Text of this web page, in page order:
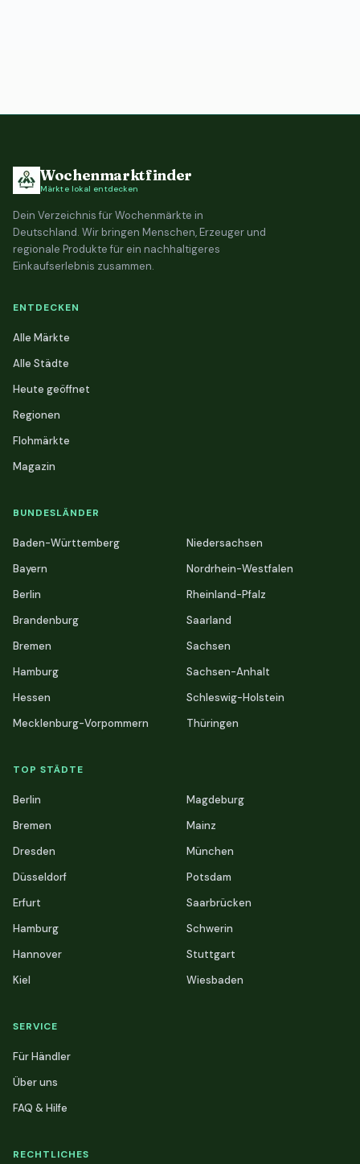
Wochenmarktfinder
Märkte lokal entdecken
Dein Verzeichnis für Wochenmärkte in
Deutschland. Wir bringen Menschen, Erzeuger und
regionale Produkte für ein nachhaltigeres
Einkaufserlebnis zusammen.
ENTDECKEN
Alle Märkte
Alle Städte
Heute geöffnet
Regionen
Flohmärkte
Magazin
BUNDESLÄNDER
Baden-Württemberg
Bayern
Berlin
Brandenburg
Bremen
Hamburg
Hessen
Mecklenburg-Vorpommern
Niedersachsen
Nordrhein-Westfalen
Rheinland-Pfalz
Saarland
Sachsen
Sachsen-Anhalt
Schleswig-Holstein
Thüringen
TOP STÄDTE
Berlin
Bremen
Dresden
Düsseldorf
Erfurt
Hamburg
Hannover
Kiel
Magdeburg
Mainz
München
Potsdam
Saarbrücken
Schwerin
Stuttgart
Wiesbaden
SERVICE
Für Händler
Über uns
FAQ & Hilfe
RECHTLICHES